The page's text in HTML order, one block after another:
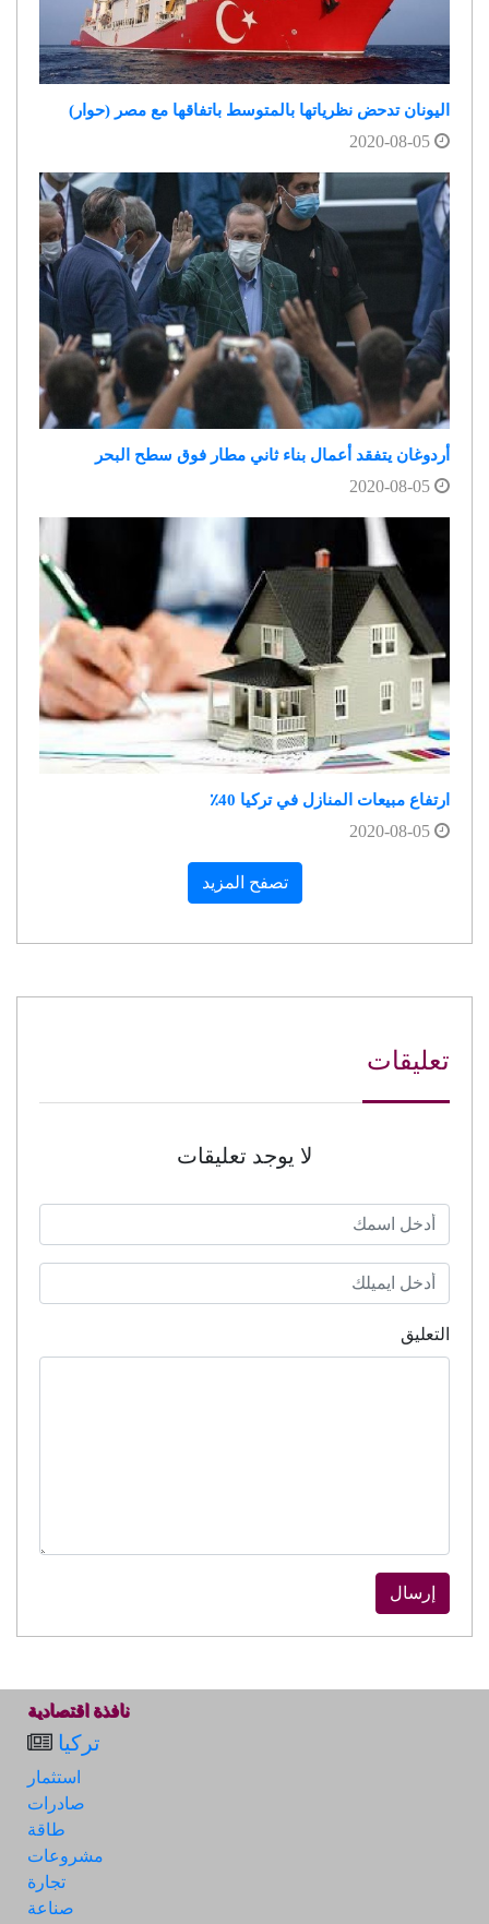
اليونان تدحض نظرياتها بالمتوسط باتفاقها مع مصر (حوار)
أردوغان يتفقد أعمال بناء ثاني مطار فوق سطح البحر
ارتفاع مبيعات المنازل في تركيا 40٪
تصفح المزيد
تعليقات
لا يوجد تعليقات
التعليق
إرسال
نافذة اقتصادية
تركيا
استثمار
صادرات
طاقة
مشروعات
تجارة
صناعة